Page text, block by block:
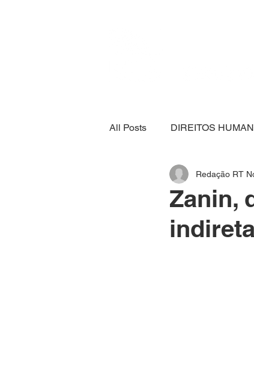
All Posts DIREITOS
SEGURANÇA ALIMENTAR
ECONOMIA ESPORTE
Zanin,
Redação RT